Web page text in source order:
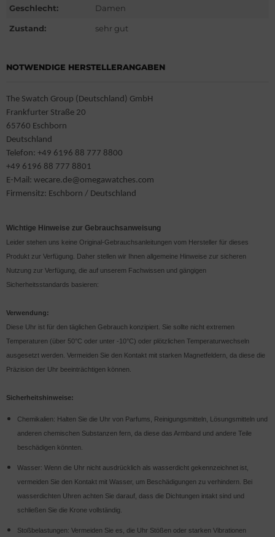
Geschlecht: Damen
Zustand: sehr gut
NOTWENDIGE HERSTELLERANGABEN
The Swatch Group (Deutschland) GmbH
Frankfurter Straße 20
65760 Eschborn
Deutschland
Telefon: +49 6196 88 777 8800
+49 6196 88 777 8801
E-Mail: wecare.de@omegawatches.com
Firmensitz: Eschborn / Deutschland
Wichtige Hinweise zur Gebrauchsanweisung
Leider stehen uns keine Original-Gebrauchsanleitungen vom Hersteller für dieses
Produkt zur Verfügung. Daher stellen wir Ihnen allgemeine Hinweise zur sicheren
Nutzung zur Verfügung, die auf unserem Fachwissen und gängigen
Sicherheitsstandards basieren:
Verwendung:
Diese Uhr ist für den täglichen Gebrauch konzipiert. Sie sollte nicht extremen
Temperaturen (über 50°C oder unter -10°C) oder plötzlichen Temperaturwechseln
ausgesetzt werden. Vermeiden Sie den Kontakt mit starken Magnetfeldern, da diese die
Präzision der Uhr beeinträchtigen können.
Sicherheitshinweise:
Chemikalien: Halten Sie die Uhr von Parfums, Reinigungsmitteln, Lösungsmitteln und
anderen chemischen Substanzen fern, da diese das Armband und andere Teile
beschädigen könnten.
Wasser: Wenn die Uhr nicht ausdrücklich als wasserdicht gekennzeichnet ist,
vermeiden Sie den Kontakt mit Wasser, um Beschädigungen zu verhindern. Bei
wasserdichten Uhren achten Sie darauf, dass die Dichtungen intakt sind und
schließen Sie die Krone vollständig.
Stoßbelastungen: Vermeiden Sie es, die Uhr Stößen oder starken Vibrationen
Nardin